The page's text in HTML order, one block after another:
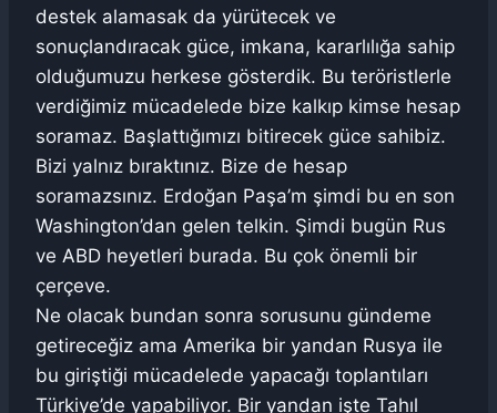
destek alamasak da yürütecek ve
sonuçlandıracak güce, imkana, kararlılığa sahip
olduğumuzu herkese gösterdik. Bu teröristlerle
verdiğimiz mücadelede bize kalkıp kimse hesap
soramaz. Başlattığımızı bitirecek güce sahibiz.
Bizi yalnız bıraktınız. Bize de hesap
soramazsınız. Erdoğan Paşa’m şimdi bu en son
Washington’dan gelen telkin. Şimdi bugün Rus
ve ABD heyetleri burada. Bu çok önemli bir
çerçeve.
Ne olacak bundan sonra sorusunu gündeme
getireceğiz ama Amerika bir yandan Rusya ile
bu giriştiği mücadelede yapacağı toplantıları
Türkiye’de yapabiliyor. Bir yandan işte Tahıl